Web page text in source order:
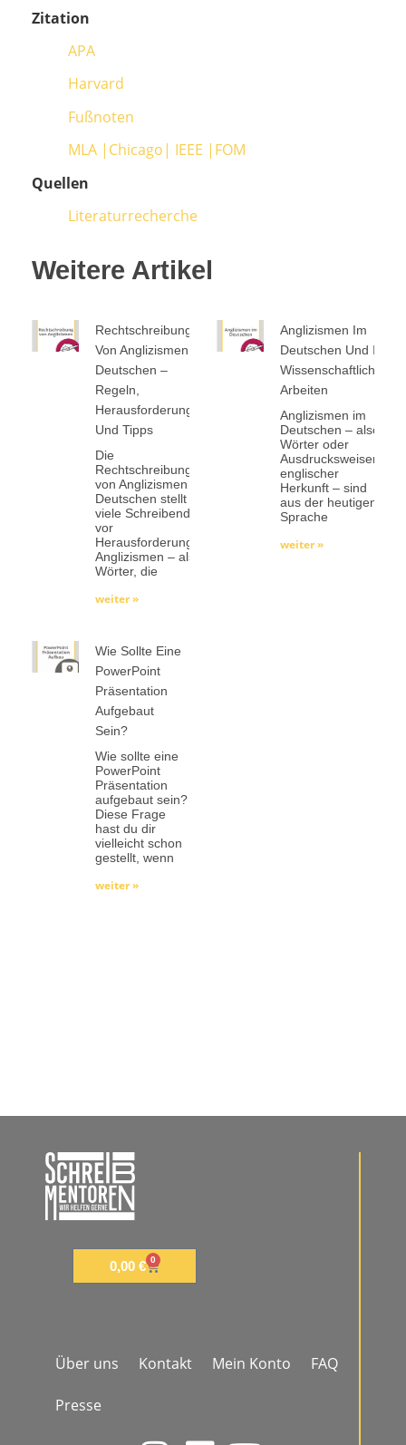
Zitation
APA
Harvard
Fußnoten
MLA | Chicago| IEEE | FOM
Quellen
Literaturrecherche
Weitere Artikel
Rechtschreibung
Von Anglizismen Im
Deutschen –
Regeln,
Herausforderungen
Und Tipps
Die
Rechtschreibung
von Anglizismen im
Deutschen stellt
viele Schreibende
vor
Herausforderungen.
Anglizismen – also
Wörter, die
weiter »
Anglizismen Im
Deutschen Und In
Wissenschaftlichen
Arbeiten
Anglizismen im
Deutschen – also
Wörter oder
Ausdrucksweisen
englischer
Herkunft – sind
aus der heutigen
Sprache
weiter »
Wie Sollte Eine
PowerPoint
Präsentation
Aufgebaut
Sein?
Wie sollte eine
PowerPoint
Präsentation
aufgebaut sein?
Diese Frage
hast du dir
vielleicht schon
gestellt, wenn
weiter »
0,00 € 0
Über uns Kontakt Mein Konto FAQ
Presse